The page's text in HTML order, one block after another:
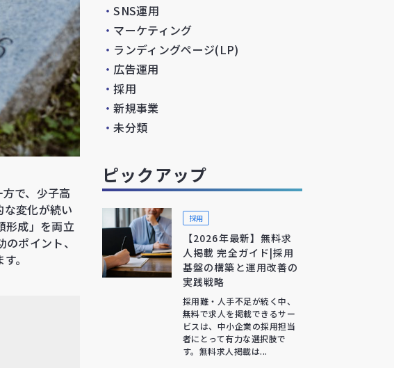
で、少子高
変化が続い
形成」を両立
ポイント、
。
・SNS運用
・ マーケティング
・ ランディングページ(LP)
・ 広告運用
・採用
・新規事業
・未分類
ピックアップ
採用
【2026年最新】無料求
人掲載 完全ガイド|採用
基盤の構築と運用改善の
実践戦略
採用難・人手不足が続く中、
無料で求人を掲載できるサー
ビスは、中小企業の採用担当
者にとって有力な選択肢で
す。無料求人掲載は...